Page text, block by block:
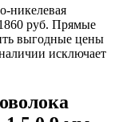
никелевая
руб. Прямые
выгодные цены
исключает